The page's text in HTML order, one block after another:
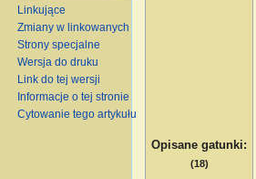
Opisane gatunki:
(18)
Linkujące
Zmiany w linkowanych
Strony specjalne
Wersja do druku
Link do tej wersji
Informacje o tej stronie
Cytowanie tego artykułu